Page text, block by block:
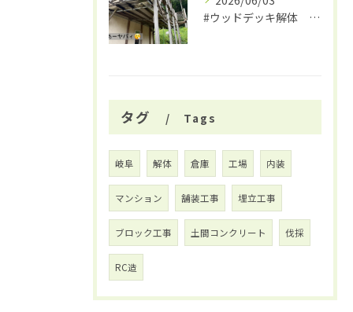
#ウッドデッキ解体 #関市 #大福
タグ Tags
岐阜 解体 倉庫 工場 内装
マンション 舗装工事 埋立工事
ブロック工事 土間コンクリート 伐採
RC造